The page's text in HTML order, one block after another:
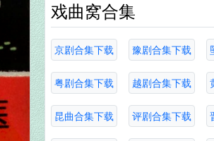
戏曲窝合集
京剧合集下载 豫剧合集下载
粤剧合集下载 越剧合集下载
昆曲合集下载 评剧合集下载